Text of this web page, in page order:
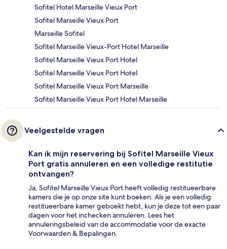
Sofitel Hotel Marseille Vieux Port
Sofitel Marseille Vieux Port
Marseille Sofitel
Sofitel Marseille Vieux-Port Hotel Marseille
Sofitel Marseille Vieux Port Hotel
Sofitel Marseille Vieux Port Hotel
Sofitel Marseille Vieux Port Marseille
Sofitel Marseille Vieux Port Hotel Marseille
Veelgestelde vragen
Kan ik mijn reservering bij Sofitel Marseille Vieux
Port gratis annuleren en een volledige restitutie
ontvangen?
Ja, Sofitel Marseille Vieux Port heeft volledig restitueerbare
kamers die je op onze site kunt boeken. Als je een volledig
restitueerbare kamer geboekt hebt, kun je deze tot een paar
dagen voor het inchecken annuleren. Lees het
annuleringsbeleid van de accommodatie voor de exacte
Voorwaarden & Bepalingen.